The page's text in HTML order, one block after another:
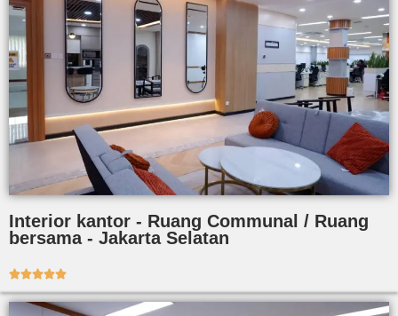
Interior kantor - Ruang Communal / Ruang
bersama - Jakarta Selatan
